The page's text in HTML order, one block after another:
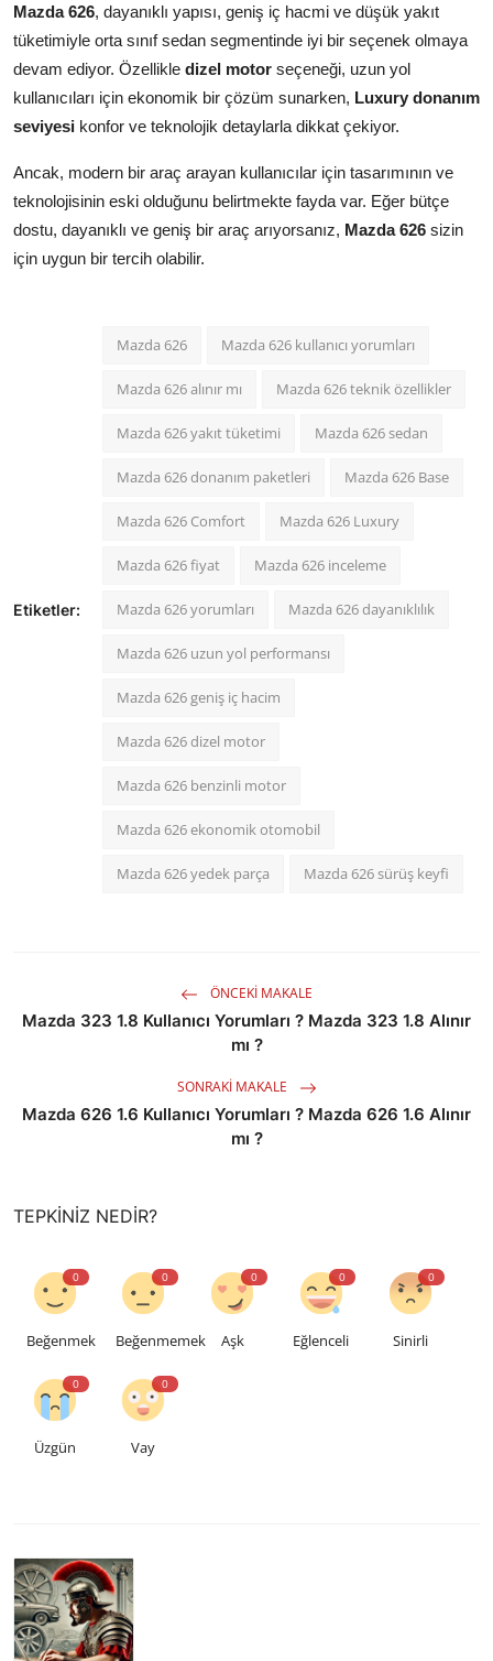
Mazda 626, dayanıklı yapısı, geniş iç hacmi ve düşük yakıt
tüketimiyle orta sınıf sedan segmentinde iyi bir seçenek olmaya
devam ediyor. Özellikle dizel motor seçeneği, uzun yol
kullanıcıları için ekonomik bir çözüm sunarken, Luxury donanım
seviyesi konfor ve teknolojik detaylarla dikkat çekiyor.
Ancak, modern bir araç arayan kullanıcılar için tasarımının ve
teknolojisinin eski olduğunu belirtmekte fayda var. Eğer bütçe
dostu, dayanıklı ve geniş bir araç arıyorsanız, Mazda 626 sizin
için uygun bir tercih olabilir.
Etiketler:
Mazda 626 Mazda 626 kullanıcı yorumları
Mazda 626 alınır mı Mazda 626 teknik özellikler
Mazda 626 yakıt tüketimi Mazda 626 sedan
Mazda 626 donanım paketleri Mazda 626 Base
Mazda 626 Comfort Mazda 626 Luxury
Mazda 626 fiyat Mazda 626 inceleme
Mazda 626 yorumları Mazda 626 dayanıklılık
Mazda 626 uzun yol performansı
Mazda 626 geniş iç hacim
Mazda 626 dizel motor
Mazda 626 benzinli motor
Mazda 626 ekonomik otomobil
Mazda 626 yedek parça Mazda 626 sürüş keyfi
ÖNCEKI MAKALE
Mazda 323 1.8 Kullanıcı Yorumları ? Mazda 323 1.8 Alınır
mı ?
SONRAKI MAKALE
Mazda 626 1.6 Kullanıcı Yorumları ? Mazda 626 1.6 Alınır
mı ?
TEPKINIZ NEDIR?
0
Beğenmek
0
Beğenmemek
0
Aşk
0
Eğlenceli
0
Sinirli
0
Üzgün
0
Vay